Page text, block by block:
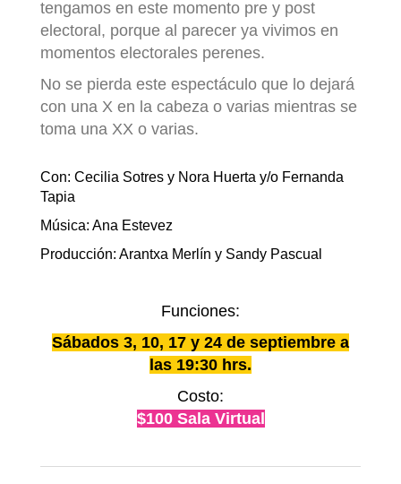
tengamos en este momento pre y post
electoral, porque al parecer ya vivimos en
momentos electorales perenes.
No se pierda este espectáculo que lo dejará
con una X en la cabeza o varias mientras se
toma una XX o varias.
Con: Cecilia Sotres y Nora Huerta y/o Fernanda
Tapia
Música: Ana Estevez
Producción: Arantxa Merlín y Sandy Pascual
Funciones:
Sábados 3, 10, 17 y 24 de septiembre a
las 19:30 hrs.
Costo:
$100 Sala Virtual